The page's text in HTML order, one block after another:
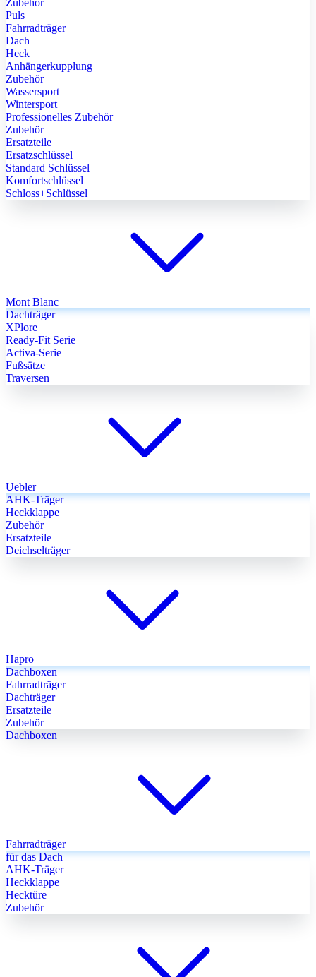
Zubehör
Puls
Fahrradträger
Dach
Heck
Anhängerkupplung
Zubehör
Wassersport
Wintersport
Professionelles Zubehör
Zubehör
Ersatzteile
Ersatzschlüssel
Standard Schlüssel
Komfortschlüssel
Schloss+Schlüssel
Mont Blanc
Dachträger
XPlore
Ready-Fit Serie
Activa-Serie
Fußsätze
Traversen
Uebler
AHK-Träger
Heckklappe
Zubehör
Ersatzteile
Deichselträger
Hapro
Dachboxen
Fahrradträger
Dachträger
Ersatzteile
Zubehör
Dachboxen
Fahrradträger
für das Dach
AHK-Träger
Heckklappe
Hecktüre
Zubehör